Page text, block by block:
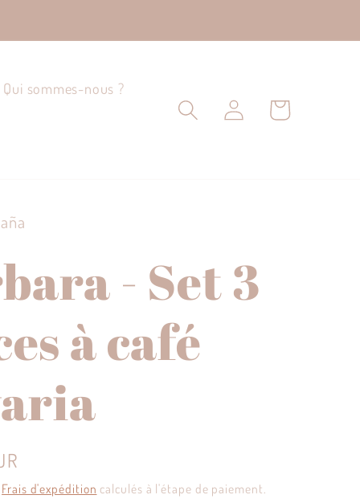
Qui sommes-nous ?
Connexion
Panier
- Set 3
à café
Frais d'expédition calculés à l'étape de paiement.